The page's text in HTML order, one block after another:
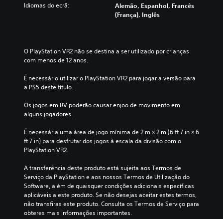
Idiomas do ecrã:
Alemão, Espanhol, Francês
(França), Inglês
O PlayStation VR2 não se destina a ser utilizado por crianças
com menos de 12 anos.
É necessário utilizar o PlayStation VR2 para jogar a versão para
a PS5 deste título.
Os jogos em RV poderão causar enjoo de movimento em
alguns jogadores.
É necessária uma área de jogo mínima de 2 m × 2 m (6 ft 7 in × 6
ft 7 in) para desfrutar dos jogos à escala da divisão com o
PlayStation VR2.
A transferência deste produto está sujeita aos Termos de
Serviço da PlayStation e aos nossos Termos de Utilização do
Software, além de quaisquer condições adicionais específicas
aplicáveis a este produto. Se não desejas aceitar estes termos,
não transfiras este produto. Consulta os Termos de Serviço para
obteres mais informações importantes.